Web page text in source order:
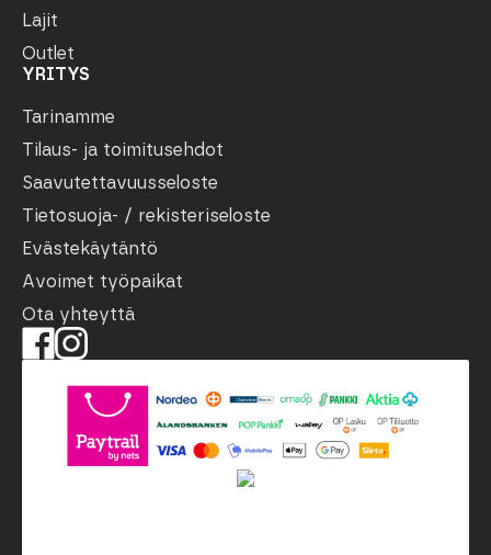
Lajit
Outlet
YRITYS
Tarinamme
Tilaus- ja toimitusehdot
Saavutettavuusseloste
Tietosuoja- / rekisteriseloste
Evästekäytäntö
Avoimet työpaikat
Ota yhteyttä